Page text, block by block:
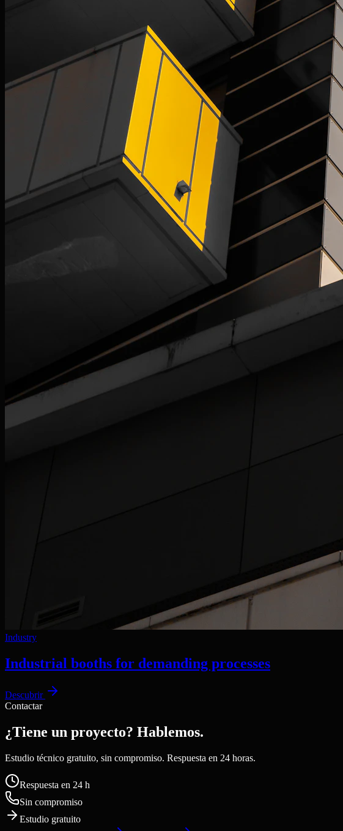
Industry
Industrial booths for demanding processes
Descubrir
Contactar
¿Tiene un proyecto? Hablemos.
Estudio técnico gratuito, sin compromiso. Respuesta en 24 horas.
Respuesta en 24 h
Sin compromiso
Estudio gratuito